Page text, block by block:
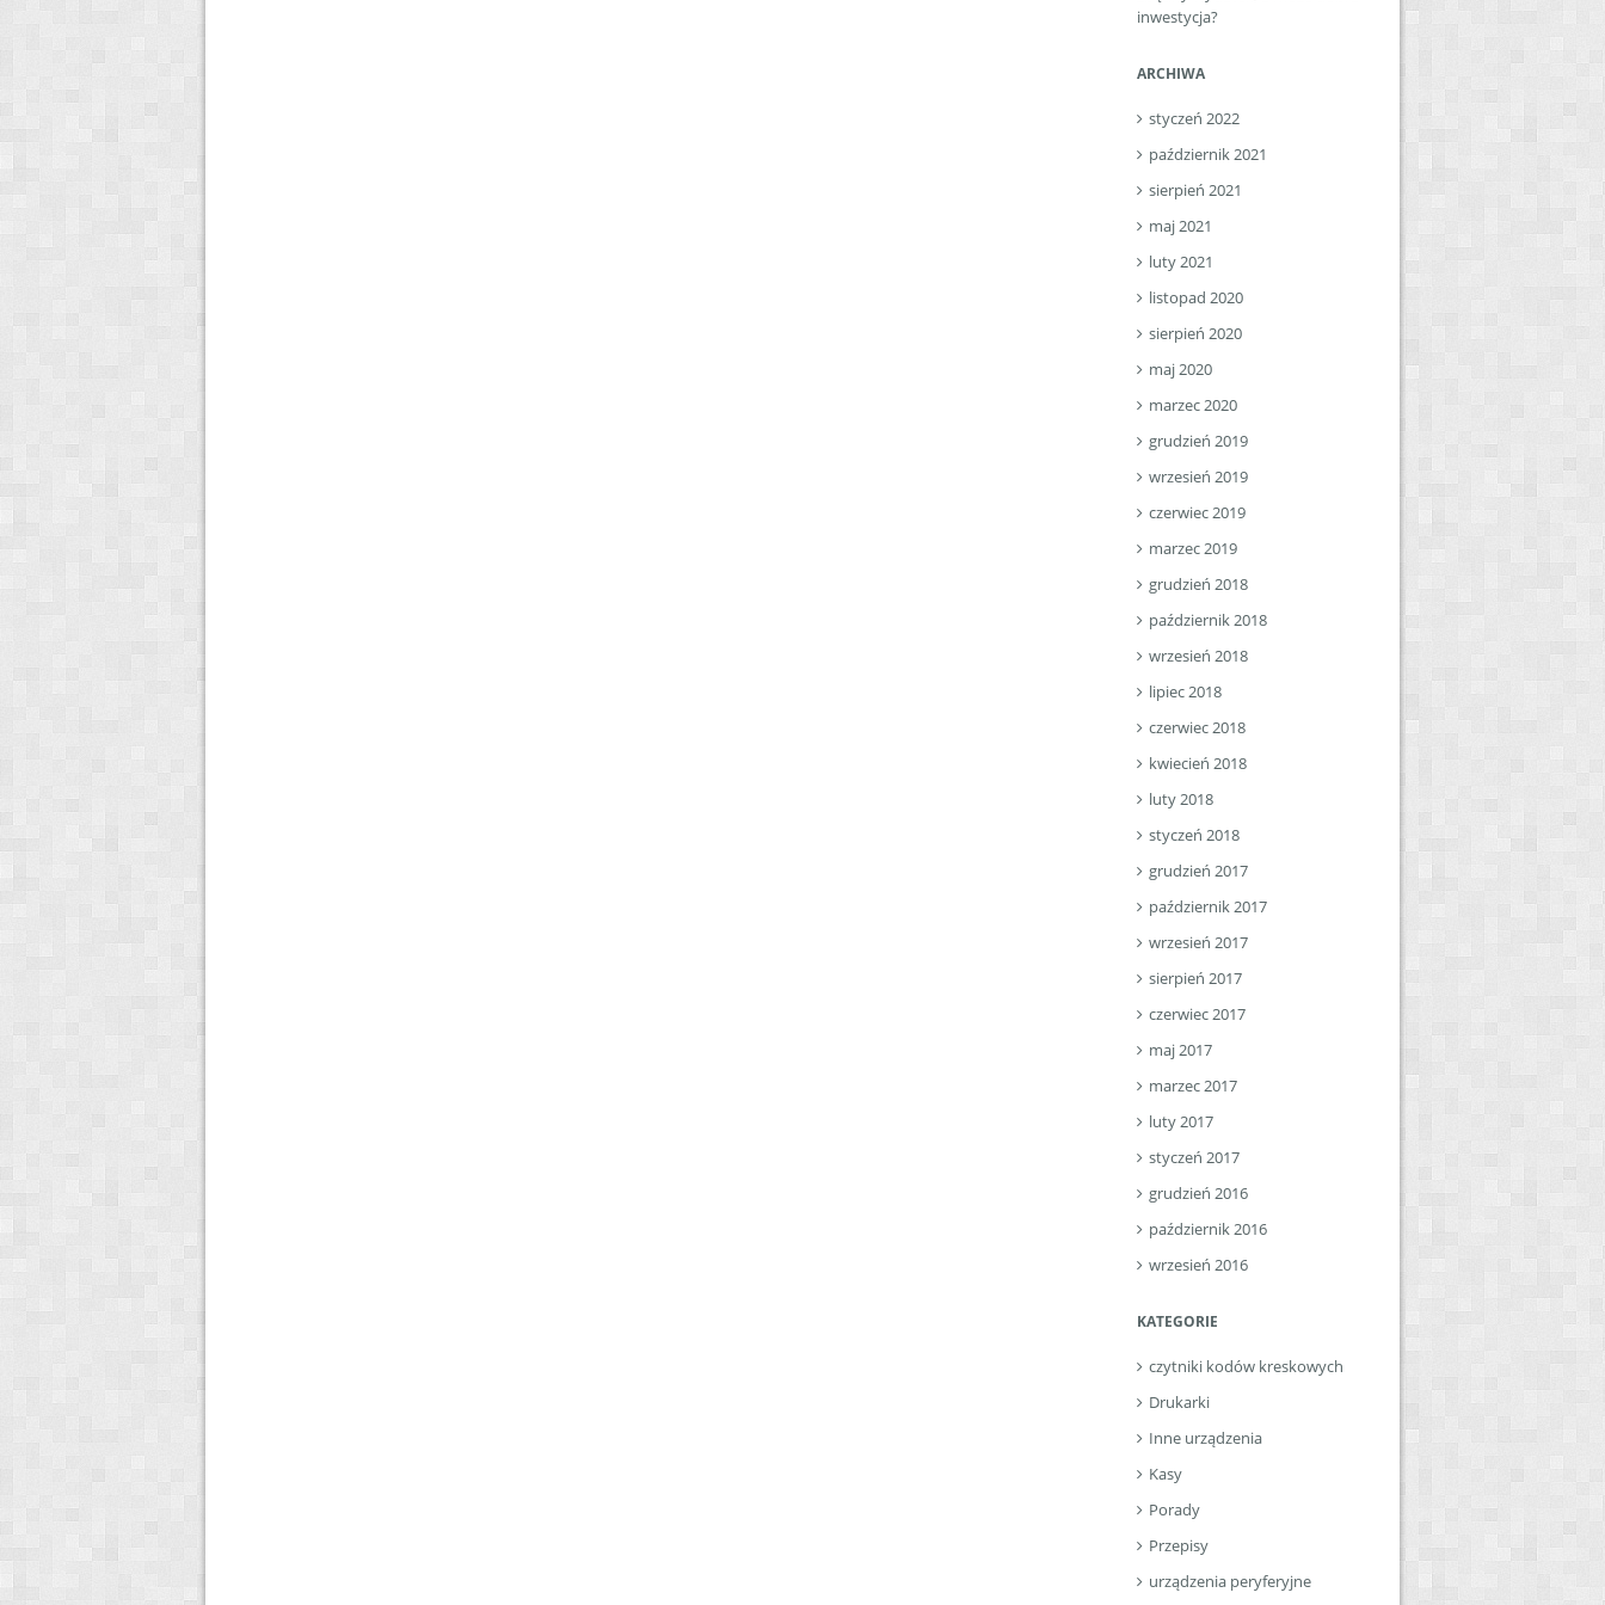
inwestycja?
ARCHIWA
styczeń 2022
październik 2021
sierpień 2021
maj 2021
luty 2021
listopad 2020
sierpień 2020
maj 2020
marzec 2020
grudzień 2019
wrzesień 2019
czerwiec 2019
marzec 2019
grudzień 2018
październik 2018
wrzesień 2018
lipiec 2018
czerwiec 2018
kwiecień 2018
luty 2018
styczeń 2018
grudzień 2017
październik 2017
wrzesień 2017
sierpień 2017
czerwiec 2017
maj 2017
marzec 2017
luty 2017
styczeń 2017
grudzień 2016
październik 2016
wrzesień 2016
KATEGORIE
czytniki kodów kreskowych
Drukarki
Inne urządzenia
Kasy
Porady
Przepisy
urządzenia peryferyjne